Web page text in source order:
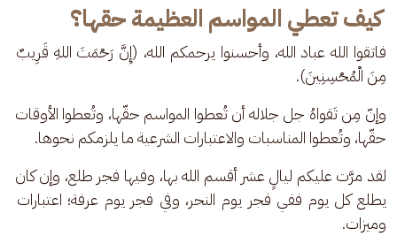
كيف تعطي المواسم العظيمة حقها؟
فاتقوا الله عباد الله، وأحسنوا يرحمكم الله، (إِنَّ رَحْمَتَ اللهِ قَرِيبٌ
مِنَ الْمُحْسِنِينَ).
وإنّ مِن تَقواهُ جل جلاله أن تُعطوا المواسم حقّها، وتُعطوا الأوقات
حقّها، وتُعطوا المناسبات والاعتبارات الشرعية ما يلزمكم نحوها.
لقد مرَّت عليكم ليالٍ عشر أقسم الله بها، وفيها فجر طلع، وإن كان
يطلع كل يوم ففي فجر يوم النحر، وفي فجر يوم عرفة؛ اعتبارات
وميزات.